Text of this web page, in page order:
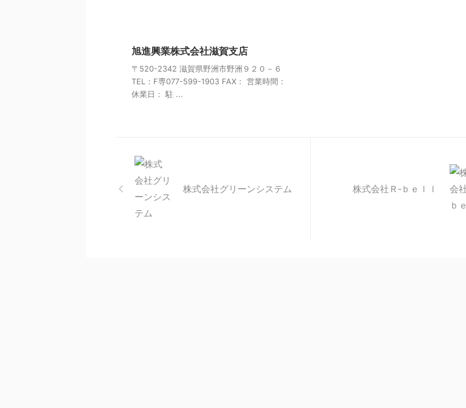
旭進興業株式会社滋賀支店
〒520-2342 滋賀県野洲市野洲９２０－６
TEL：F専077-599-1903 FAX： 営業時間：
休業日： 駐 ...
株式会社グリーンシステム 株式会社Ｒ‐ｂｅｌｌ